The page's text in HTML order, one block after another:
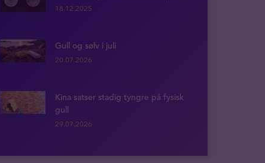
18.12.2025
Gull og sølv i juli
20.07.2026
Kina satser stadig tyngre på fysisk
gull
29.07.2026